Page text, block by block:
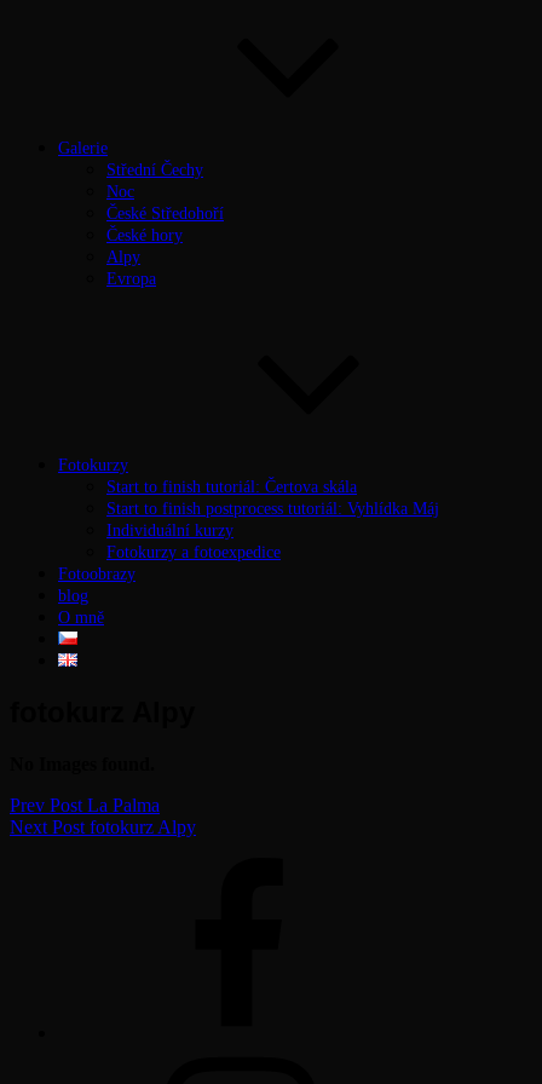
Galerie
Střední Čechy
Noc
České Středohoří
České hory
Alpy
Evropa
Fotokurzy
Start to finish tutoriál: Čertova skála
Start to finish postprocess tutoriál: Vyhlídka Máj
Individuální kurzy
Fotokurzy a fotoexpedice
Fotoobrazy
blog
O mně
Navigace
pro
Previous
Post
Prev Post La Palma
Next
Next Post fotokurz Alpy